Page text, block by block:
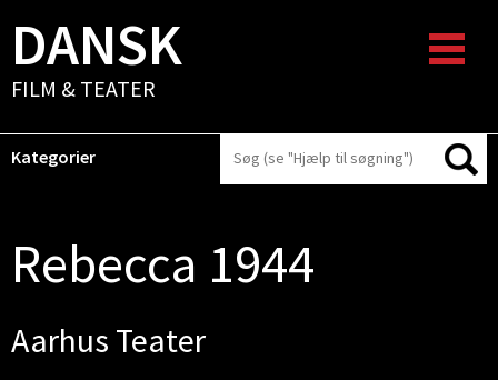
DANSK
FILM & TEATER
Kategorier
Rebecca 1944
Aarhus Teater